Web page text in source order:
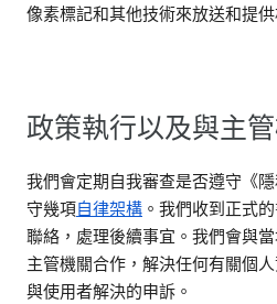
像素標記和其他技術來放送和提供
政策執行以及與主
我們會定期自我審查是否遵守《
守幾項自律架構 。我們收到正式
聯絡，處理後續事宜。我們會與
主管機關合作，解決任何有關個
與使用者解決的申訴。